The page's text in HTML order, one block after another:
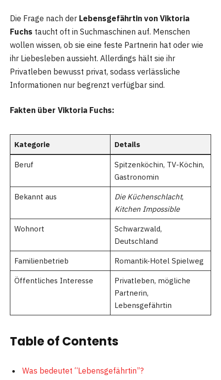
Die Frage nach der Lebensgefährtin von Viktoria
Fuchs taucht oft in Suchmaschinen auf. Menschen
wollen wissen, ob sie eine feste Partnerin hat oder wie
ihr Liebesleben aussieht. Allerdings hält sie ihr
Privatleben bewusst privat, sodass verlässliche
Informationen nur begrenzt verfügbar sind.
Fakten über Viktoria Fuchs:
Kategorie Details
Beruf
Spitzenköchin, TV-Köchin,
Gastronomin
Bekannt aus Die Küchenschlacht,
Kitchen Impossible
Wohnort
Schwarzwald,
Deutschland
Familienbetrieb Romantik-Hotel Spielweg
Öffentliches Interesse
Privatleben, mögliche
Partnerin,
Lebensgefährtin
Table of Contents
Was bedeutet “Lebensgefährtin”?